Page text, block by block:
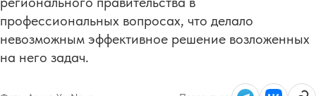
профессиональных вопросах, что делало
невозможным эффективное решение возложенных
на него задач.